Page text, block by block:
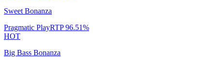
Sweet Bonanza
Pragmatic PlayRTP96.51%
HOT
Big Bass Bonanza